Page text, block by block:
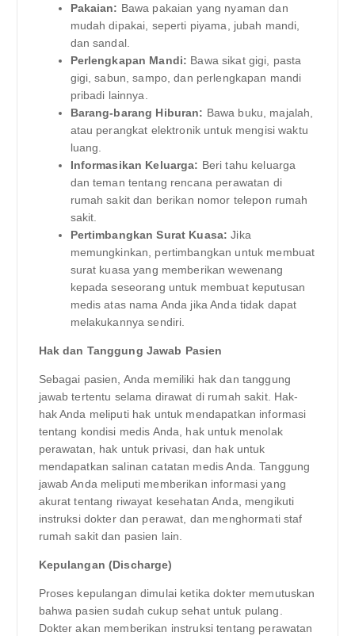
Pakaian: Bawa pakaian yang nyaman dan
mudah dipakai, seperti piyama, jubah mandi,
dan sandal.
Perlengkapan Mandi: Bawa sikat gigi, pasta
gigi, sabun, sampo, dan perlengkapan mandi
pribadi lainnya.
Barang-barang Hiburan: Bawa buku, majalah,
atau perangkat elektronik untuk mengisi waktu
luang.
Informasikan Keluarga: Beri tahu keluarga
dan teman tentang rencana perawatan di
rumah sakit dan berikan nomor telepon rumah
sakit.
Pertimbangkan Surat Kuasa: Jika
memungkinkan, pertimbangkan untuk membuat
surat kuasa yang memberikan wewenang
kepada seseorang untuk membuat keputusan
medis atas nama Anda jika Anda tidak dapat
melakukannya sendiri.
Hak dan Tanggung Jawab Pasien
Sebagai pasien, Anda memiliki hak dan tanggung
jawab tertentu selama dirawat di rumah sakit. Hak-
hak Anda meliputi hak untuk mendapatkan informasi
tentang kondisi medis Anda, hak untuk menolak
perawatan, hak untuk privasi, dan hak untuk
mendapatkan salinan catatan medis Anda. Tanggung
jawab Anda meliputi memberikan informasi yang
akurat tentang riwayat kesehatan Anda, mengikuti
instruksi dokter dan perawat, dan menghormati staf
rumah sakit dan pasien lain.
Kepulangan (Discharge)
Proses kepulangan dimulai ketika dokter memutuskan
bahwa pasien sudah cukup sehat untuk pulang.
Dokter akan memberikan instruksi tentang perawatan